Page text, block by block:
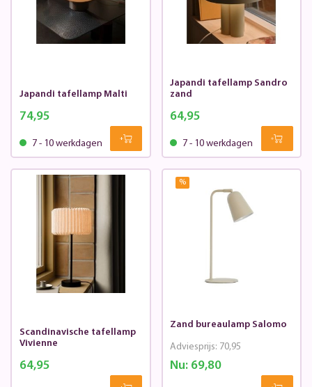
Japandi tafellamp Malti
74,95
7 - 10 werkdagen
Japandi tafellamp Sandro
zand
64,95
7 - 10 werkdagen
Scandinavische tafellamp
Vivienne
64,95
%
Zand bureaulamp Salomo
Nu: 69,80
Adviesprijs: 70,95